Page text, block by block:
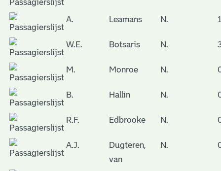
A. Leamans N.
W.E. Botsaris N.
M. Monroe N.
B. Hallin N.
R.F. Edbrooke N.
A.J.
Dugteren,
van
N.